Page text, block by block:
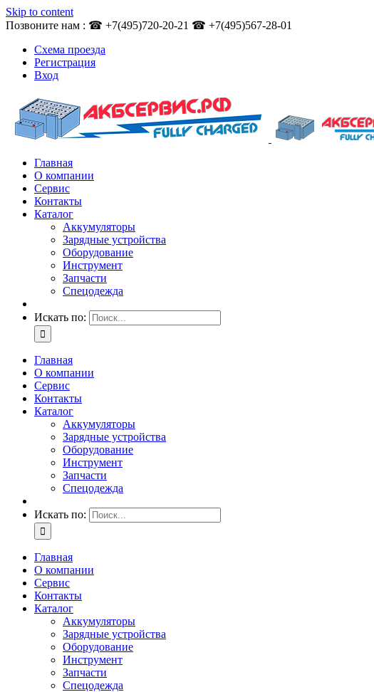
Skip to content
Позвоните нам : ☎ +7(495)720-20-21 ☎ +7(495)567-28-01
Схема проезда
Регистрация
Вход
Главная
О компании
Сервис
Контакты
Каталог
Аккумуляторы
Зарядные устройства
Оборудование
Инструмент
Запчасти
Спецодежда
Искать по:
Главная
О компании
Сервис
Контакты
Каталог
Аккумуляторы
Зарядные устройства
Оборудование
Инструмент
Запчасти
Спецодежда
Искать по:
Главная
О компании
Сервис
Контакты
Каталог
Аккумуляторы
Зарядные устройства
Оборудование
Инструмент
Запчасти
Спецодежда